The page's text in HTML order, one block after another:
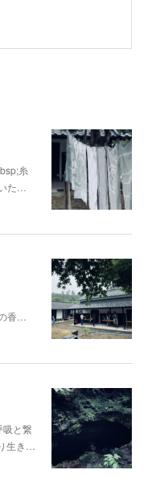
糸
た…
香…
吸と繋
生き…